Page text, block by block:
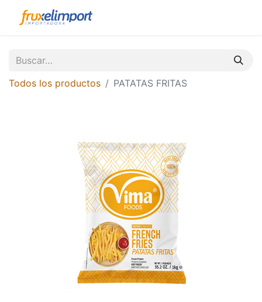
Todos los productos PATATAS FRITAS